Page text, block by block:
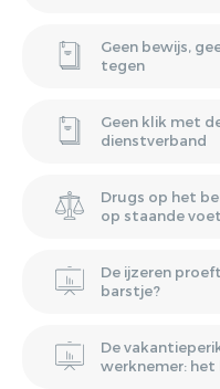
Geen bewijs,
tegen
Geen klik met
dienstverband
Drugs op het
op staande
De ijzeren
barstje?
De
werknemer: